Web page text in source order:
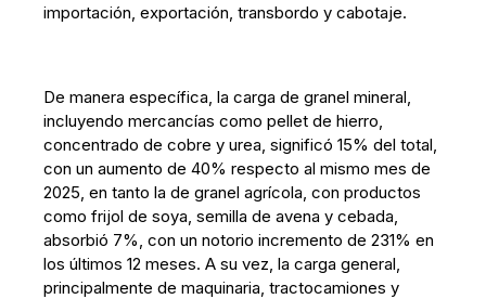
importación, exportación, transbordo y cabotaje.
De manera específica, la carga de granel mineral,
incluyendo mercancías como pellet de hierro,
concentrado de cobre y urea, significó 15% del total,
con un aumento de 40% respecto al mismo mes de
2025, en tanto la de granel agrícola, con productos
como frijol de soya, semilla de avena y cebada,
absorbió 7%, con un notorio incremento de 231% en
los últimos 12 meses. A su vez, la carga general,
principalmente de maquinaria, tractocamiones y